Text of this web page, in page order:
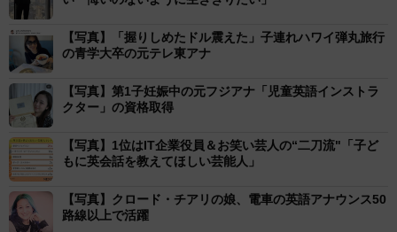
ない」と感じさせる存在として支持を集めた。
◆マネーイングリッシュ(https://money-
english.com
【写真】「握りしめたドル震えた」子連れハワイ弾丸旅行
の青学大卒の元テレ東アナ
【写真】第1子妊娠中の元フジアナ「児童英語インストラ
クター」の資格取得
【写真】1位はIT企業役員＆お笑い芸人の“二刀流"「子ど
もに英会話を教えてほしい芸能人」
【写真】クロード・チアリの娘、電車の英語アナウンス50
路線以上で活躍